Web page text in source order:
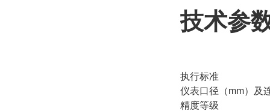
技术参
执行标准
仪表口径（mm）及
精度等级